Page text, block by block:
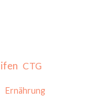
CTG
Ernährung